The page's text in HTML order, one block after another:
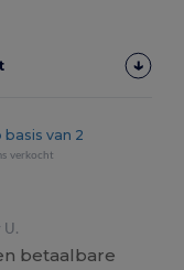
basis van 2
verkocht
U.
betaalbare